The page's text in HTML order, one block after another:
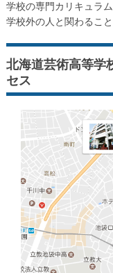
学校の専門カリキュラ
学校外の人と関わるこ
北海道芸術高等学
セス